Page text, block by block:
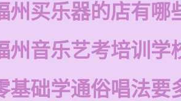
州买乐器的店有哪
州音乐艺考培训学
基础学通俗唱法要